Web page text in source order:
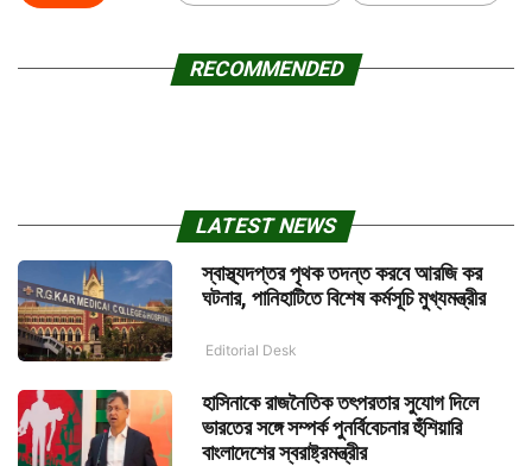
RECOMMENDED
LATEST NEWS
স্বাস্থ্যদপ্তর পৃথক তদন্ত করবে আরজি কর
ঘটনার, পানিহাটিতে বিশেষ কর্মসূচি মুখ্যমন্ত্রীর
Editorial Desk
হাসিনাকে রাজনৈতিক তৎপরতার সুযোগ দিলে
ভারতের সঙ্গে সম্পর্ক পুনর্বিবেচনার হুঁশিয়ারি
বাংলাদেশের স্বরাষ্ট্রমন্ত্রীর